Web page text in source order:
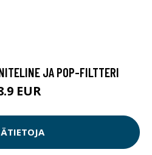
JA POP-FILTTERI
EUR